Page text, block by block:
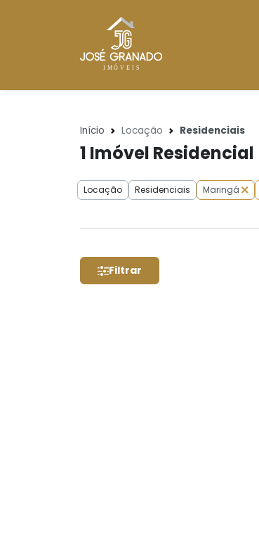
Início Locação Residenciais
1 Imóvel Residencial
Locação Residenciais Maringá
Filtrar